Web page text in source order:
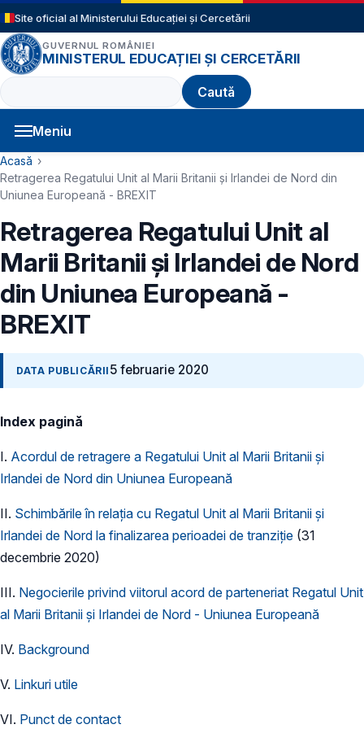
Sari la conținutul principal
Site oficial al Ministerului Educației și Cercetării
GUVERNUL ROMÂNIEI
MINISTERUL EDUCAȚIEI ȘI CERCETĂRII
Caută
Meniu
Navigație principală
Cale de navigare
Acasă
Retragerea Regatului Unit al Marii Britanii și Irlandei de Nord din
Uniunea Europeană - BREXIT
Retragerea Regatului Unit al
Marii Britanii și Irlandei de Nord
din Uniunea Europeană -
BREXIT
DATA PUBLICĂRII 5 februarie 2020
Index pagină
I. Acordul de retragere a Regatului Unit al Marii Britanii și
Irlandei de Nord din Uniunea Europeană
II. Schimbările în relația cu Regatul Unit al Marii Britanii și
Irlandei de Nord la finalizarea perioadei de tranziție (31
decembrie 2020)
III. Negocierile privind viitorul acord de parteneriat Regatul Unit
al Marii Britanii și Irlandei de Nord - Uniunea Europeană
IV. Background
V. Linkuri utile
VI. Punct de contact